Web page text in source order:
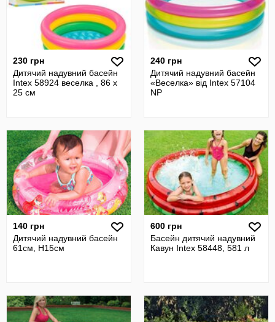
230 грн
Дитячий надувний басейн
Intex 58924 веселка , 86 х
25 см
240 грн
Дитячий надувний басейн
«Веселка» від Intex 57104
NP
140 грн
Дитячий надувний басейн
61см, H15см
600 грн
Басейн дитячий надувний
Кавун Intex 58448, 581 л